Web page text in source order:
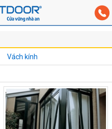
Vách kính